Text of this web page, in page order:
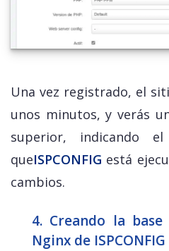
Una vez registrado, el
unos minutos, y verás
superior, indicando
queISPCONFIG está
cambios.
4. Creando la
Nginx de ISPCONFIG